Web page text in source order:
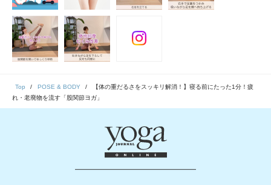
Top POSE & BODY
【体の重だるさをスッキリ解消！】寝る前にたった1分！疲
れ・老廃物を流す「股関節ヨガ」